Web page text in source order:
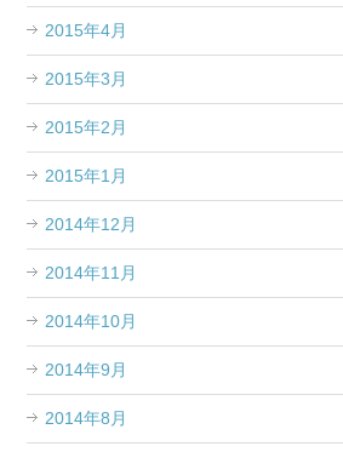
2015年4月
2015年3月
2015年2月
2015年1月
2014年12月
2014年11月
2014年10月
2014年9月
2014年8月